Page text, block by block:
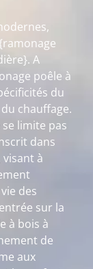
A
poêle à
du
chauffage.
limite pas
dans
à
des
sur la
à bois à
de
aux